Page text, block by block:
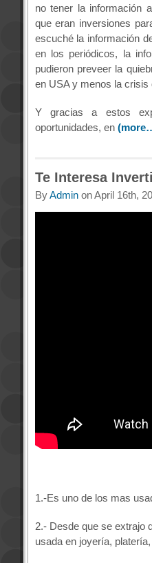
no tener la información
que eran inversiones
escuché la información
en los periódicos, la
pudieron preveer la
en USA y menos la
Y gracias a estos
oportunidades, en
Te Interesa
ByAdminon April 16th,
1.-Es uno de los mas
2.- Desde que se extrajo
usada en joyería,